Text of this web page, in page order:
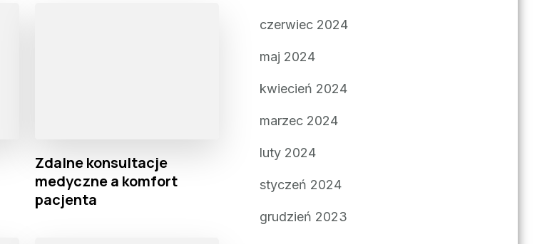
Zdalne konsultacje
medyczne a komfort
pacjenta
czerwiec 2024
maj 2024
kwiecień 2024
marzec 2024
luty 2024
styczeń 2024
grudzień 2023